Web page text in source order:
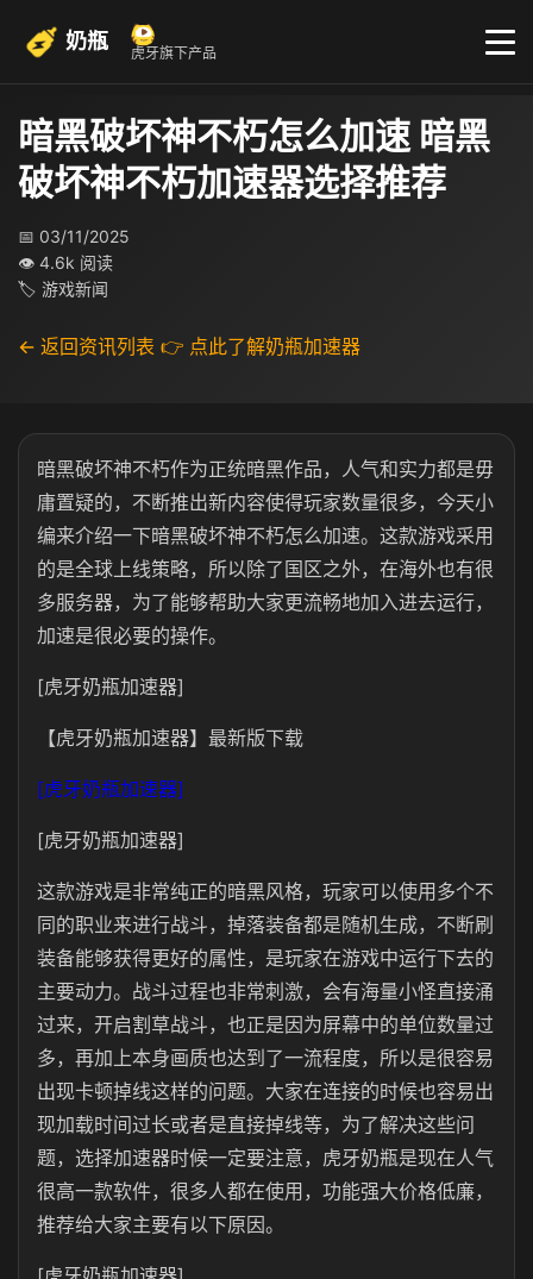
奶瓶 虎牙旗下产品
暗黑破坏神不朽怎么加速 暗黑
破坏神不朽加速器选择推荐
📅 03/11/2025
👁 4.6k 阅读
🏷 游戏新闻
← 返回资讯列表 👉 点此了解奶瓶加速器
暗黑破坏神不朽作为正统暗黑作品，人气和实力都是毋
庸置疑的，不断推出新内容使得玩家数量很多，今天小
编来介绍一下暗黑破坏神不朽怎么加速。这款游戏采用
的是全球上线策略，所以除了国区之外，在海外也有很
多服务器，为了能够帮助大家更流畅地加入进去运行，
加速是很必要的操作。
[虎牙奶瓶加速器]
【虎牙奶瓶加速器】最新版下载
[虎牙奶瓶加速器]
[虎牙奶瓶加速器]
这款游戏是非常纯正的暗黑风格，玩家可以使用多个不
同的职业来进行战斗，掉落装备都是随机生成，不断刷
装备能够获得更好的属性，是玩家在游戏中运行下去的
主要动力。战斗过程也非常刺激，会有海量小怪直接涌
过来，开启割草战斗，也正是因为屏幕中的单位数量过
多，再加上本身画质也达到了一流程度，所以是很容易
出现卡顿掉线这样的问题。大家在连接的时候也容易出
现加载时间过长或者是直接掉线等，为了解决这些问
题，选择加速器时候一定要注意，虎牙奶瓶是现在人气
很高一款软件，很多人都在使用，功能强大价格低廉，
推荐给大家主要有以下原因。